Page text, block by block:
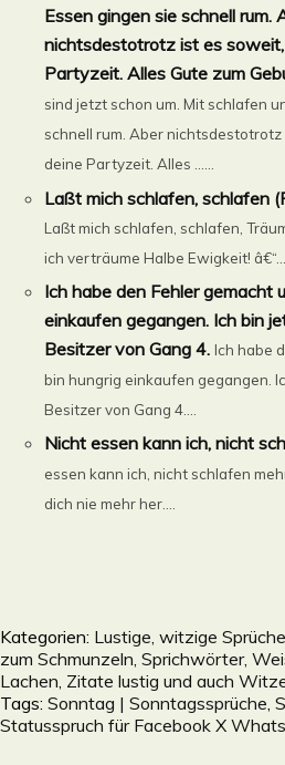
Essen gingen sie schnell rum.
nichtsdestotrotz ist es
Partyzeit. Alles Gute zum
sind jetzt schon um. Mit schlafen
schnell rum. Aber
deine Partyzeit. Alles ......
Laßt mich schlafen, schlafen
Laßt mich schlafen, schlafen,
ich verträume Halbe Ewigkeit! â€“...
Ich habe den Fehler gemacht
einkaufen gegangen. Ich bin
Besitzer von Gang 4. Ich habe
bin hungrig einkaufen gegangen.
Besitzer von Gang 4....
Nicht essen kann ich, nicht
essen kann ich, nicht schlafen
dich nie mehr her....
Kategorien: Lustige, witzige
zum Schmunzeln, Sprichwörter,
Lachen, Zitate lustig und auch
Tags: Sonntag | Sonntagssprüche
Statusspruch für Facebook X